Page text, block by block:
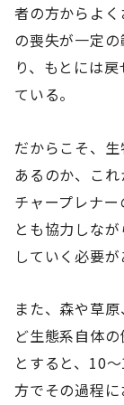
者の方からよ
の喪失が一定
り、もとには
ている。
だからこそ、
あるのか、こ
チャープレナ
とも協力しな
していく必要が
また、森や草
ど生態系自体
とすると、10
方でその過程